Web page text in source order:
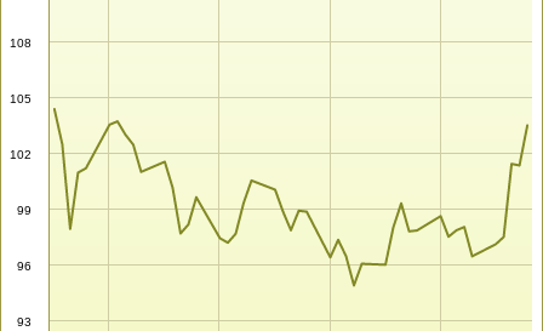
93
96
99
102
105
108